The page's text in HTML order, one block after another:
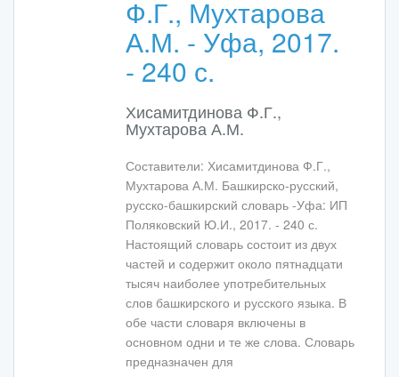
Ф.Г., Мухтарова
А.М. - Уфа, 2017.
- 240 с.
Хисамитдинова Ф.Г.,
Мухтарова А.М.
Составители: Хисамитдинова Ф.Г.,
Мухтарова А.М. Башкирско-русский,
русско-башкирский словарь -Уфа: ИП
Поляковский Ю.И., 2017. - 240 с.
Настоящий словарь состоит из двух
частей и содержит около пятнадцати
тысяч наиболее употребительных
слов башкирского и русского языка. В
обе части словаря включены в
основном одни и те же слова. Словарь
предназначен для